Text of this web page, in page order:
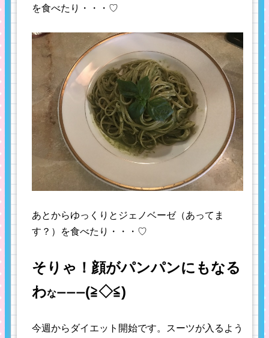
を食べたり・・・♡
あとからゆっくりとジェノベーゼ（あってま
す？）を食べたり・・・♡
そりゃ！顔がパンパンにもなる
わなーーー(≧◇≦)
今週からダイエット開始です。スーツが入るよう